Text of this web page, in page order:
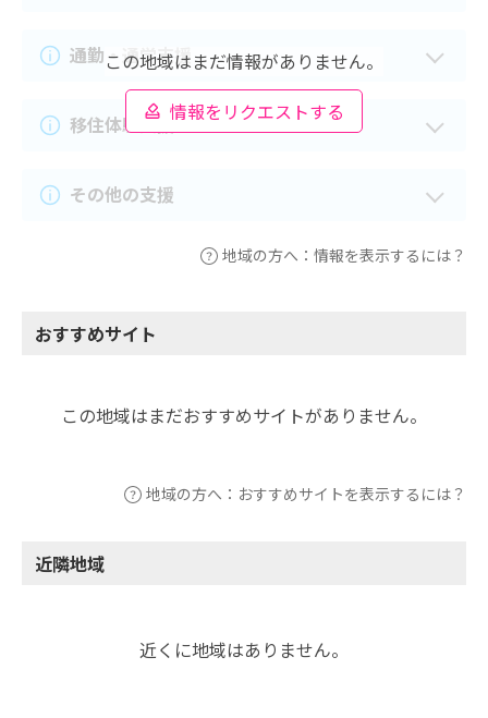
この地域はまだ情報がありません。
情報をリクエストする
通勤・通学支援
移住体験支援
その他の支援
地域の方へ：情報を表示するには？
おすすめサイト
この地域はまだおすすめサイトがありません。
地域の方へ：おすすめサイトを表示するには？
近隣地域
近くに地域はありません。